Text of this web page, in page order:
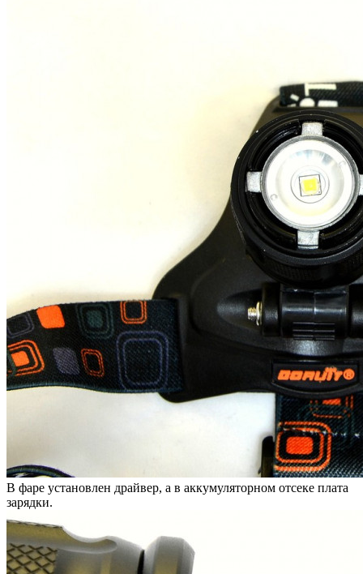
В фаре установлен драйвер, а в аккумуляторном отсеке плата
зарядки.